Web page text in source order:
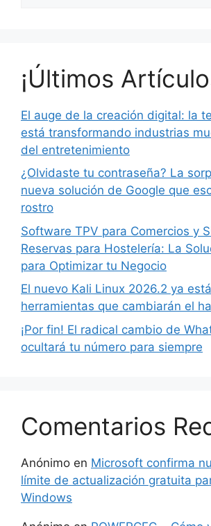
¡Últimos
El auge de la creación digital: la
está transformando industrias
del entretenimiento
¿Olvidaste tu contraseña? La
nueva solución de Google que
rostro
Software TPV para Comercios y
Reservas para Hostelería: La
para Optimizar tu Negocio
El nuevo Kali Linux 2026.2 ya
herramientas que cambiarán el
¡Por fin! El radical cambio de
ocultará tu número para siempre
Comentarios
Anónimo en Microsoft confirma
límite de actualización gratuita
Windows